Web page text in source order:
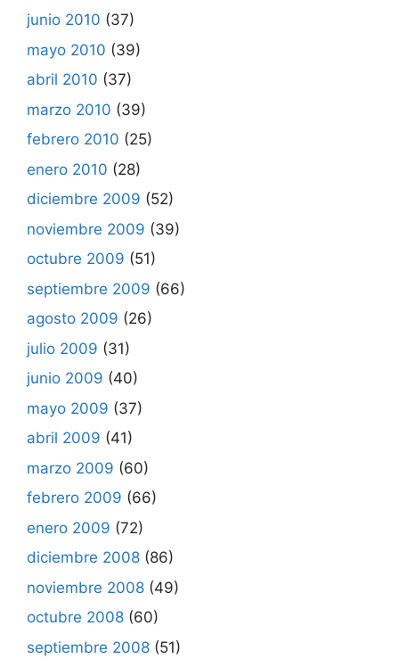
junio 2010 (37)
mayo 2010 (39)
abril 2010 (37)
marzo 2010 (39)
febrero 2010 (25)
enero 2010 (28)
diciembre 2009 (52)
noviembre 2009 (39)
octubre 2009 (51)
septiembre 2009 (66)
agosto 2009 (26)
julio 2009 (31)
junio 2009 (40)
mayo 2009 (37)
abril 2009 (41)
marzo 2009 (60)
febrero 2009 (66)
enero 2009 (72)
diciembre 2008 (86)
noviembre 2008 (49)
octubre 2008 (60)
septiembre 2008 (51)